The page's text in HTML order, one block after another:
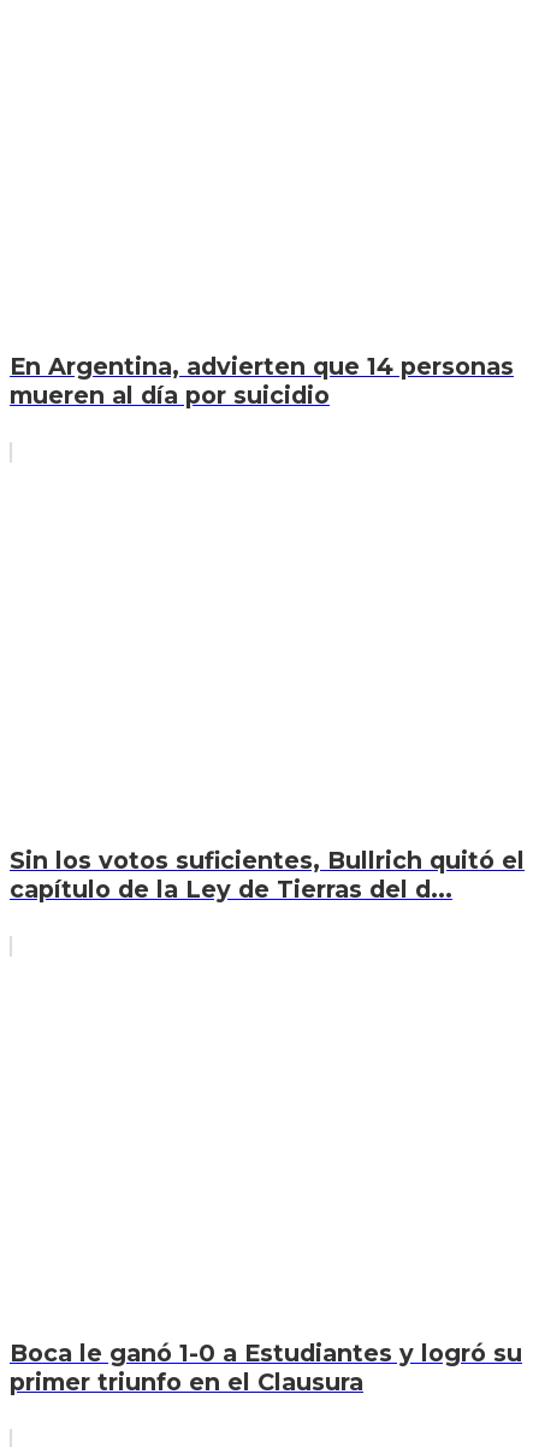
En Argentina, advierten que 14 personas
mueren al día por suicidio
Sin los votos suficientes, Bullrich quitó el
capítulo de la Ley de Tierras del d...
Boca le ganó 1-0 a Estudiantes y logró su
primer triunfo en el Clausura